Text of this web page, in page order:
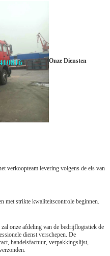
Onze Diensten
verkoopteam levering volgens de eis van
met strikte kwaliteitscontrole beginnen.
onze afdeling van de bedrijflogistiek de
dienst verschepen. De
handelsfactuur, verpakkingslijst,